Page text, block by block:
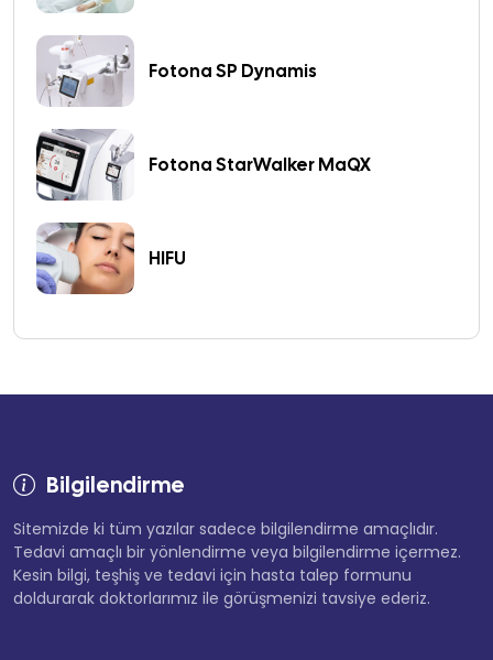
Fotona SP Dynamis
Fotona StarWalker MaQX
HIFU
Bilgilendirme
Sitemizde ki tüm yazılar sadece bilgilendirme amaçlıdır.
Tedavi amaçlı bir yönlendirme veya bilgilendirme içermez.
Kesin bilgi, teşhiş ve tedavi için hasta talep formunu
doldurarak doktorlarımız ile görüşmenizi tavsiye ederiz.